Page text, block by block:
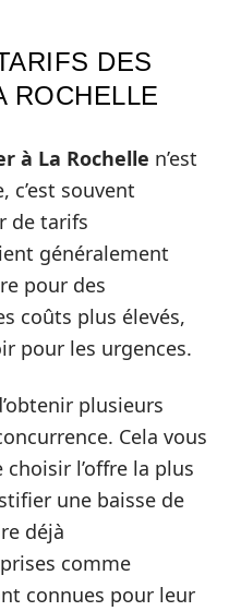
DES
ROCHELLE
à La Rochelle n’est
c’est souvent
de tarifs
généralement
pour des
coûts plus élevés,
pour les urgences.
plusieurs
Cela vous
l’offre la plus
une baisse de
déjà
comme
connues pour leur